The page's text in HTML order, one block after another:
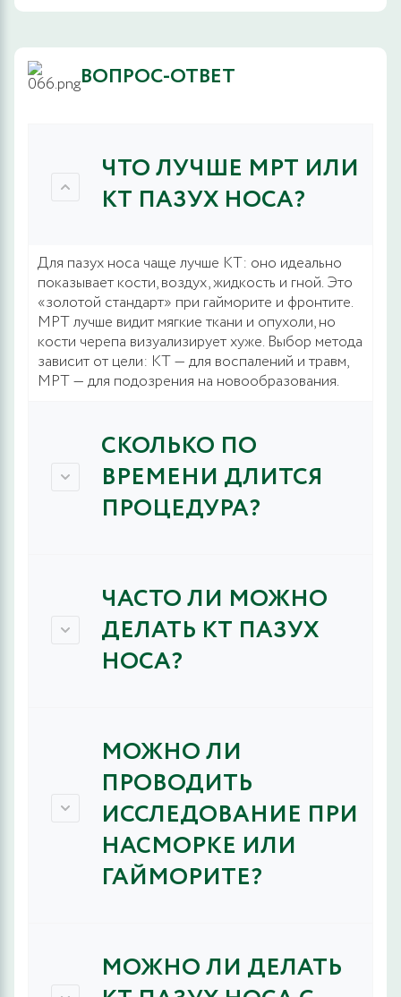
ВОПРОС-ОТВЕТ
ЧТО ЛУЧШЕ МРТ ИЛИ
КТ ПАЗУХ НОСА?
Для пазух носа чаще лучше КТ: оно идеально
показывает кости, воздух, жидкость и гной. Это
«золотой стандарт» при гайморите и фронтите.
МРТ лучше видит мягкие ткани и опухоли, но
кости черепа визуализирует хуже. Выбор метода
зависит от цели: КТ — для воспалений и травм,
МРТ — для подозрения на новообразования.
СКОЛЬКО ПО
ВРЕМЕНИ ДЛИТСЯ
ПРОЦЕДУРА?
ЧАСТО ЛИ МОЖНО
ДЕЛАТЬ КТ ПАЗУХ
НОСА?
МОЖНО ЛИ
ПРОВОДИТЬ
ИССЛЕДОВАНИЕ ПРИ
НАСМОРКЕ ИЛИ
ГАЙМОРИТЕ?
МОЖНО ЛИ ДЕЛАТЬ